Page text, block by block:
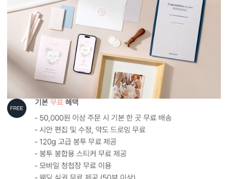
형태 및 구성
카드 115x173(mm) / 세로3단 / 봉투120x180(mm)
봉합용 스티커 기본 구성입니다.
흰색 봉투를 기본으로 제공하는 카드입니다. (변경 가능)